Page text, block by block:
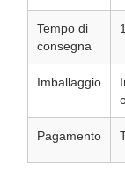
Tempo di
consegna
Imballaggio
Pagamento